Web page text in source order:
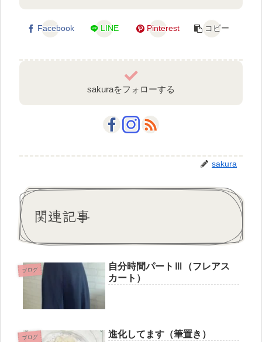
Facebook LINE Pinterest コピー
sakuraをフォローする
sakura
関連記事
ブログ
自分時間パートⅢ（フレアス
カート）
ブログ 進化してます（筆置き）